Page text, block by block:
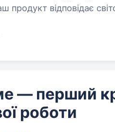
продукт відповідає
— перший
роботи